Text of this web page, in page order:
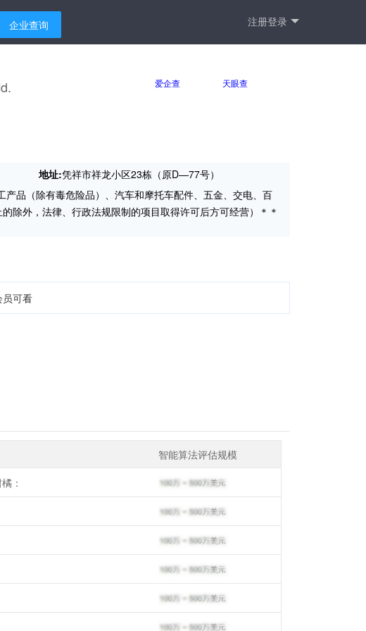
企业查询 注册登录
爱企查 天眼查
地址:凭祥市祥龙小区23栋（原D—77号）
品（除有毒危险品）、汽车和摩托车配件、五金、交电、百
除外，法律、行政法规限制的项目取得许可后方可经营）＊＊
员可看
智能算法评估规模
：